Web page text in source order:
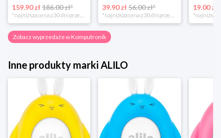
159.90 zł186.00 zł*
39.90 zł 56.00 zł* 19.00 zł
Zobacz wyprzedaże w Komputronik
Inne produkty marki ALILO